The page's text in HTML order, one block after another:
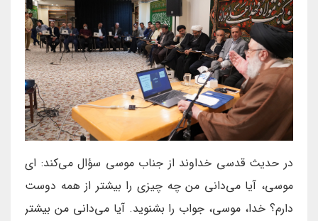
در حدیث قدسی خداوند از جناب موسی سؤال می‌کند: ای
موسی، آیا می‌دانی من چه چیزی را بیشتر از همه دوست
دارم؟ خدا، موسی، جواب را بشنوید. آیا می‌دانی من بیشتر